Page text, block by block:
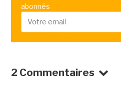
abonnés
2 Commentaires